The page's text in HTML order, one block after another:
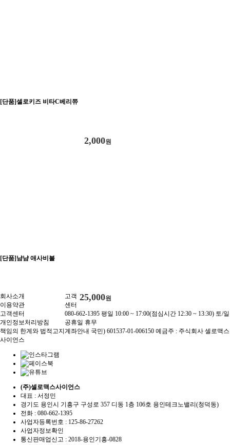
[단품]셀로키즈 비타C베리쮸
2,000원
[단품]냠냠 애사비볼
25,000원
회사소개
이용약관
고객센터
개인정보처리방침
책임의 한계와 법적고지
고객
센터
080-662-1395 평일 10:00 ~ 17:00(점심시간 12:30 ~ 13:30) 토/일
공휴일 휴무
계좌안내 국민) 601537-01-006150 예금주 : 주식회사 셀로맥스
사이언스
(주)셀로맥스사이언스
대표 : 서정민
경기도 용인시 기흥구 구성로 357 디동 1층 106호 용인테크노밸리(청덕동)
전화 : 080-662-1395
사업자등록번호 : 125-86-27262
사업자정보확인
통신판매업신고 : 2018-용인기흥-0828